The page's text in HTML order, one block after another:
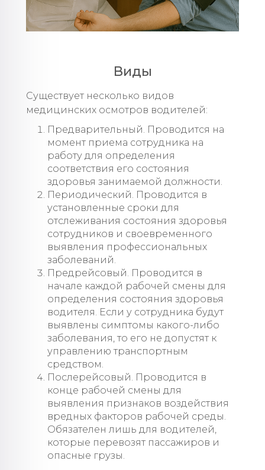
Виды
Существует несколько видов
медицинских осмотров водителей:
Предварительный. Проводится на
момент приема сотрудника на
работу для определения
соответствия его состояния
здоровья занимаемой должности.
Периодический. Проводится в
установленные сроки для
отслеживания состояния здоровья
сотрудников и своевременного
выявления профессиональных
заболеваний.
Предрейсовый. Проводится в
начале каждой рабочей смены для
определения состояния здоровья
водителя. Если у сотрудника будут
выявлены симптомы какого-либо
заболевания, то его не допустят к
управлению транспортным
средством.
Послерейсовый. Проводится в
конце рабочей смены для
выявления признаков воздействия
вредных факторов рабочей среды.
Обязателен лишь для водителей,
которые перевозят пассажиров и
опасные грузы.